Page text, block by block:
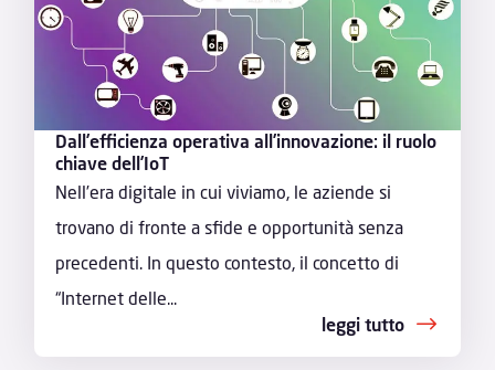
Dall’efficienza operativa all’innovazione: il ruolo
chiave dell’IoT
Nell’era digitale in cui viviamo, le aziende si
trovano di fronte a sfide e opportunità senza
precedenti. In questo contesto, il concetto di
“Internet delle...
leggi tutto